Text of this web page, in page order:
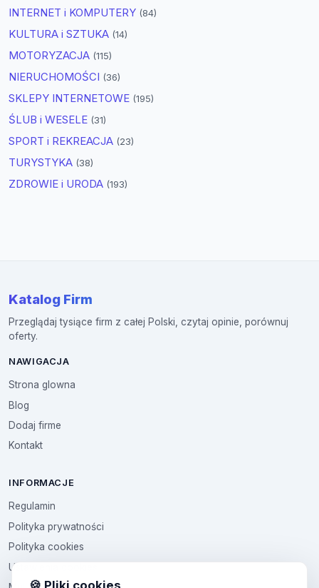
INTERNET i KOMPUTERY (84)
KULTURA i SZTUKA (14)
MOTORYZACJA (115)
NIERUCHOMOŚCI (36)
SKLEPY INTERNETOWE (195)
ŚLUB i WESELE (31)
SPORT i REKREACJA (23)
TURYSTYKA (38)
ZDROWIE i URODA (193)
Katalog Firm
Przeglądaj tysiące firm z całej Polski, czytaj opinie, porównuj
oferty.
NAWIGACJA
Strona glowna
Blog
Dodaj firme
Kontakt
INFORMACJE
Regulamin
Polityka prywatności
Polityka cookies
Ustawienia cookies